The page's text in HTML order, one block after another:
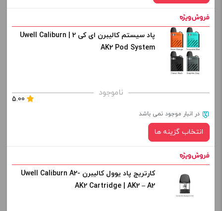
پاد سیستم کالیبرن ای کی 2 | Uwell Caliburn
AK2 Pod System
ناموجود
5.00
در انبار موجود نمی باشد
انتخاب گزینه ها
رنگ:
کارتریج پاد یوول کالیبرن Uwell Caliburn A2-
AK2 Cartridge | AK2 – A2